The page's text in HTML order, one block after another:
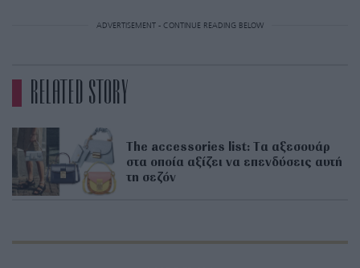
ADVERTISEMENT - CONTINUE READING BELOW
RELATED STORY
The accessories list: Tα αξεσουάρ
στα οποία αξίζει να επενδύσεις αυτή
τη σεζόν